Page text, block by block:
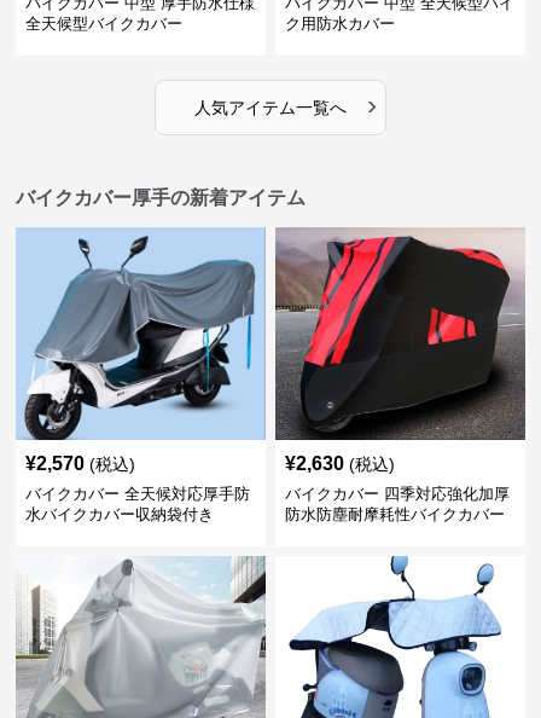
全天候型バイクカバー
ク用防水カバー
人気アイテム一覧へ ›
バイクカバー厚手の新着アイテム
¥2,570 (税込)
バイクカバー 全天候対応厚手防
水バイクカバー収納袋付き
¥2,630 (税込)
バイクカバー 四季対応強化加厚
防水防塵耐摩耗性バイクカバー